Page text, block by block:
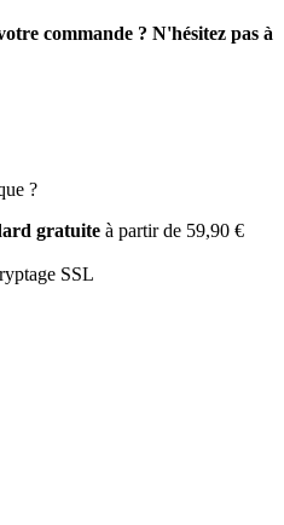
commande ? N'hésitez pas à
?
gratuite à partir de 59,90 €
SSL